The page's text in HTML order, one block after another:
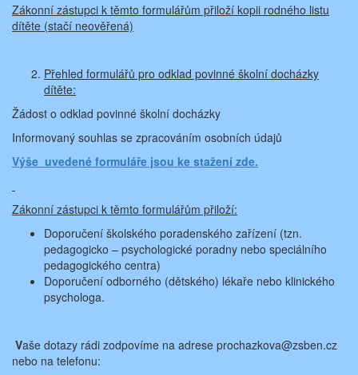
Zákonní zástupci k těmto formulářům přiloží kopii rodného listu
dítěte (stačí neověřená)
Přehled formulářů pro odklad povinné školní docházky
dítěte:
Žádost o odklad povinné školní docházky
Informovaný souhlas se zpracováním osobních údajů
Výše uvedené formuláře jsou ke stažení zde.
Zákonní zástupci k těmto formulářům přiloží:
Doporučení školského poradenského zařízení (tzn.
pedagogicko – psychologické poradny nebo speciálního
pedagogického centra)
Doporučení odborného (dětského) lékaře nebo klinického
psychologa.
Vaše dotazy rádi zodpovíme na adrese prochazkova@zsben.cz
nebo na telefonu: